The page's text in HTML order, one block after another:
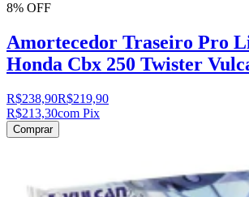
8% OFF
Amortecedor Traseiro Pro
Honda Cbx 250 Twister
R$238,90R$219,90
R$213,30com Pix
Comprar